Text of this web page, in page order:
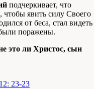
подчеркивает, что
чтобы явить силу Своего
от беса, стал видеть
поражены.
это ли Христос, сын
23-23